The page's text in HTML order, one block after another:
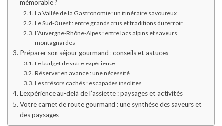
mémorable ?
La Vallée de la Gastronomie : un itinéraire savoureux
Le Sud-Ouest : entre grands crus et traditions du terroir
L’Auvergne-Rhône-Alpes : entre lacs alpins et saveurs
montagnardes
Préparer son séjour gourmand : conseils et astuces
Le budget de votre expérience
Réserver en avance : une nécessité
Les trésors cachés : escapades insolites
L’expérience au-delà de l’assiette : paysages et activités
Votre carnet de route gourmand : une synthèse des saveurs et
des paysages